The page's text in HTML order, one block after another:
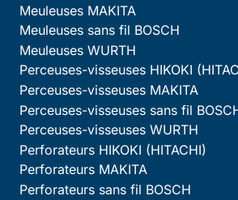
Meuleuses MAKITA
Meuleuses sans fil BOSCH
Meuleuses WURTH
Perceuses-visseuses HIKOKI
Perceuses-visseuses MAKITA
Perceuses-visseuses sans fil
Perceuses-visseuses WURTH
Perforateurs HIKOKI (HITACHI)
Perforateurs MAKITA
Perforateurs sans fil BOSCH